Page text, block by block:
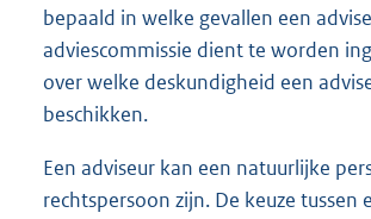
bepaald in welke gevallen een
adviescommissie dient te worden
over welke deskundigheid een
beschikken.
Een adviseur kan een natuurlijke
rechtspersoon zijn. De keuze tussen